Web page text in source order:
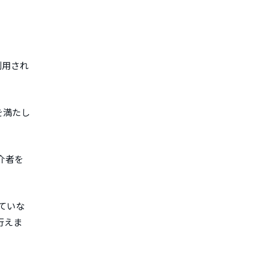
され
たし
者を
いな
えま